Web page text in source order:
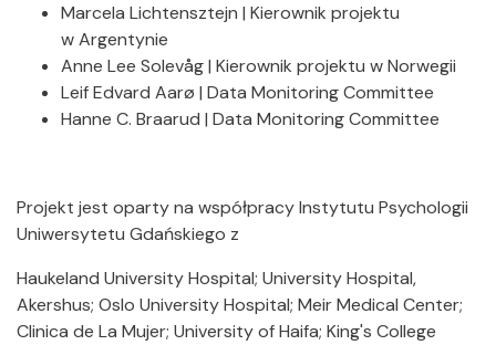
Marcela Lichtensztejn | Kierownik projektu
w Argentynie
Anne Lee Solevåg | Kierownik projektu w Norwegii
Leif Edvard Aarø | Data Monitoring Committee
Hanne C. Braarud | Data Monitoring Committee
Projekt jest oparty na współpracy Instytutu Psychologii
Uniwersytetu Gdańskiego z
Haukeland University Hospital; University Hospital,
Akershus; Oslo University Hospital; Meir Medical Center;
Clinica de La Mujer; University of Haifa; King's College